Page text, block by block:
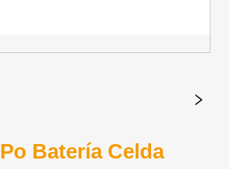
Batería Celda